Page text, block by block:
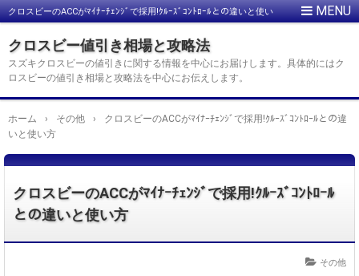
クロスビーのACCがﾏｲﾅｰﾁｪﾝｼﾞで採用!ｸﾙｰｽﾞｺﾝﾄﾛｰﾙとの違いと使い
クロスビー値引き相場と攻略法
スズキクロスビーの値引きに関する情報を中心にお届けします。具体的にはク
ロスビーの値引き相場と攻略法を中心にお伝えします。
ホーム › その他 ›
クロスビーのACCがﾏｲﾅｰﾁｪﾝｼﾞで採用!ｸﾙｰｽﾞｺﾝﾄﾛｰﾙとの違
いと使い方
クロスビーのACCがﾏｲﾅｰﾁｪﾝｼﾞで採用!ｸﾙｰｽﾞｺﾝﾄﾛｰﾙ
との違いと使い方
その他